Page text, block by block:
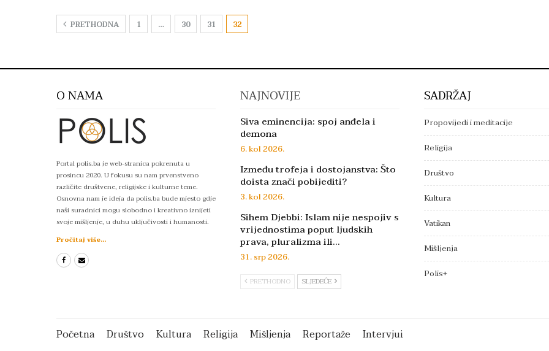
PRETHODNA 1 … 30 31 32
O NAMA
Portal polis.ba je web-stranica pokrenuta u
prosincu 2020. U fokusu su nam prvenstveno
različite društvene, religijske i kulturne teme.
Osnovna nam je ideja da polis.ba bude mjesto gdje
naši suradnici mogu slobodno i kreativno iznijeti
svoje mišljenje, u duhu uključivosti i humanosti.
Pročitaj više...
NAJNOVIJE
Siva eminencija: spoj anđela i
demona
6. kol 2026.
Između trofeja i dostojanstva: Što
doista znači pobijediti?
3. kol 2026.
Sihem Djebbi: Islam nije nespojiv s
vrijednostima poput ljudskih
prava, pluralizma ili…
31. srp 2026.
PRETHODNO SLJEDEĆE
SADRŽAJ
Propovijedi i meditacije
Religija
Društvo
Kultura
Vatikan
Mišljenja
Polis+
Početna Društvo Kultura Religija Mišljenja Reportaže Intervjui